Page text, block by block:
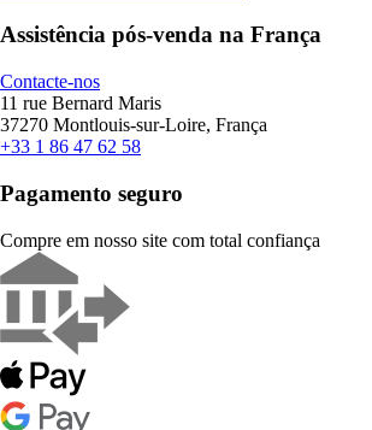
Assistência pós-venda na França
Contacte-nos
11 rue Bernard Maris
37270 Montlouis-sur-Loire, França
+33 1 86 47 62 58
Pagamento seguro
Compre em nosso site com total confiança